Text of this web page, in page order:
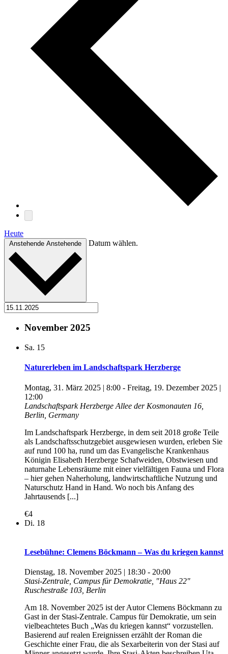
Heute
Anstehende Anstehende Datum wählen.
November 2025
Sa. 15
Naturerleben im Landschaftspark Herzberge
Montag, 31. März 2025 | 8:00 - Freitag, 19. Dezember 2025 |
12:00
Landschaftspark Herzberge Allee der Kosmonauten 16,
Berlin, Germany
Im Landschaftspark Herzberge, in dem seit 2018 große Teile
als Landschaftsschutzgebiet ausgewiesen wurden, erleben Sie
auf rund 100 ha, rund um das Evangelische Krankenhaus
Königin Elisabeth Herzberge Schafweiden, Obstwiesen und
naturnahe Lebensräume mit einer vielfältigen Fauna und Flora
– hier gehen Naherholung, landwirtschaftliche Nutzung und
Naturschutz Hand in Hand. Wo noch bis Anfang des
Jahrtausends [...]
€4
Di. 18
Lesebühne: Clemens Böckmann – Was du kriegen kannst
Dienstag, 18. November 2025 | 18:30 - 20:00
Stasi-Zentrale, Campus für Demokratie, "Haus 22"
Ruschestraße 103, Berlin
Am 18. November 2025 ist der Autor Clemens Böckmann zu
Gast in der Stasi-Zentrale. Campus für Demokratie, um sein
vielbeachtetes Buch „Was du kriegen kannst“ vorzustellen.
Basierend auf realen Ereignissen erzählt der Roman die
Geschichte einer Frau, die als Sexarbeiterin von der Stasi auf